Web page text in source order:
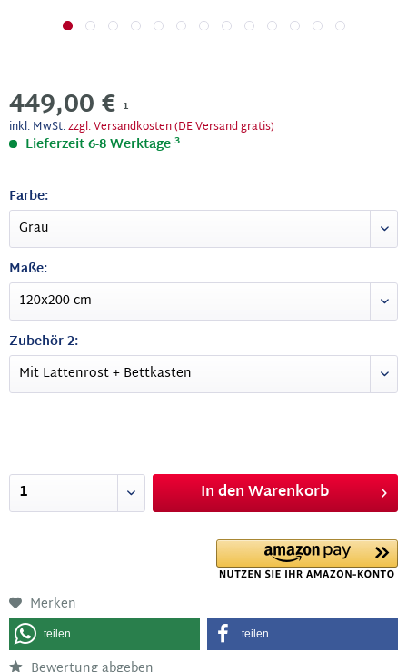
449,00 € 1
inkl. MwSt.zzgl. Versandkosten (DE Versand gratis)
Lieferzeit 6-8 Werktage 3
Farbe:
Maße:
Zubehör 2:
In denWarenkorb
Merken
teilen teilen